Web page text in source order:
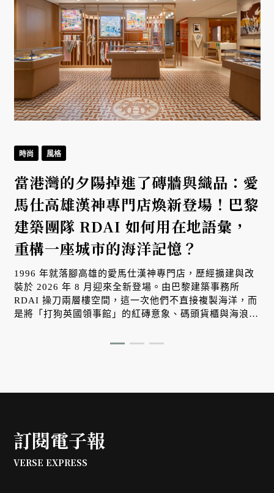
時尚 風格
當港灣的夕陽掉進了磚牆與織品：愛
馬仕高雄漢神專門店煥新登場！巴黎
建築團隊 RDAI 如何用在地語彙，
重構一座城市的海洋記憶？
1996 年就落腳高雄的愛馬仕漢神專門店，歷經擴建與改
裝於 2026 年 8 月迎來全新登場。由巴黎建築事務所
RDAI 操刀兩層樓空間，這一次他們不直接複製海洋，而
是將「打狗英國領事館」的紅磚意象、碼頭貨櫃與海浪光
大家搶先一探這座屬於南台灣、懂得與自然光影對話的工
訂閱電子報
VERSE EXPRESS